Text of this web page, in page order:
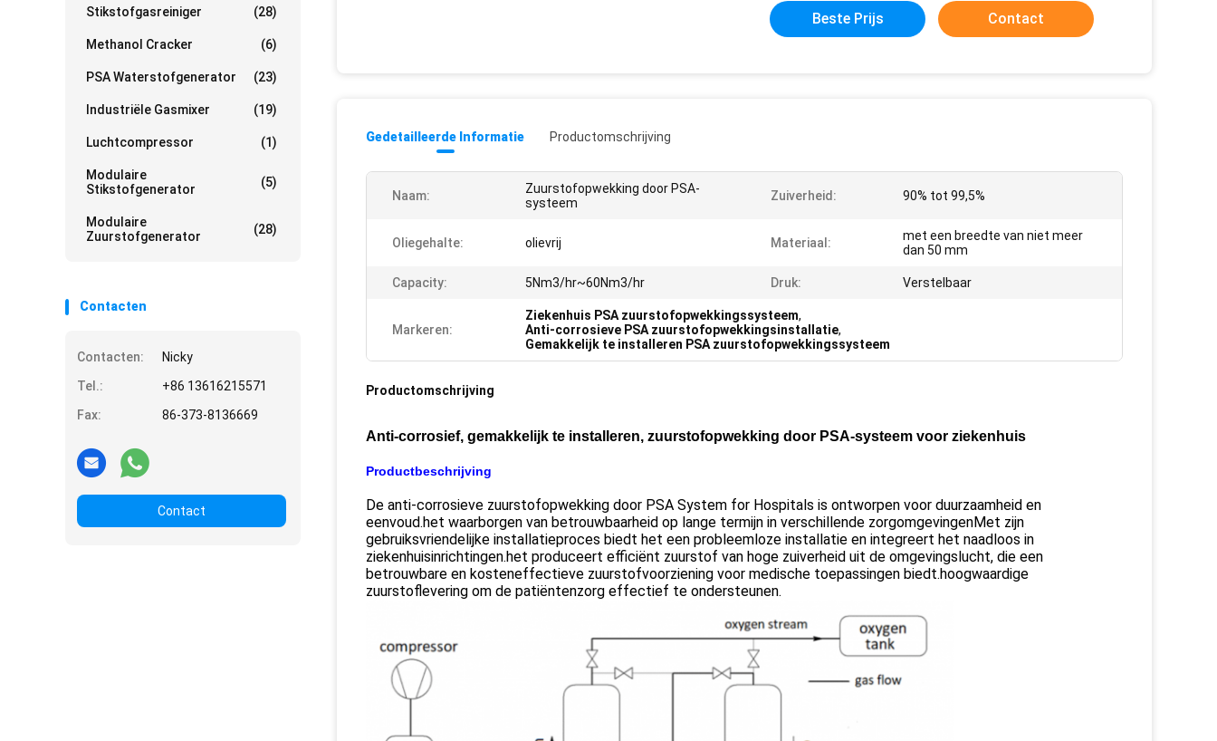
Stikstofgasreiniger (28)
Methanol Cracker (6)
PSA Waterstofgenerator (23)
Industriële Gasmixer (19)
Luchtcompressor (1)
Modulaire
Stikstofgenerator
(5)
Modulaire
Zuurstofgenerator
(28)
Contacten
Contacten:
Nicky
Tel.:
+86 13616215571
Fax:
86-373-8136669
Contact
Beste Prijs Contact
Gedetailleerde Informatie Productomschrijving
Naam:
Zuurstofopwekking door PSA-
systeem
Zuiverheid: 90% tot 99,5%
Oliegehalte: olievrij Materiaal:
met een breedte van niet meer
dan 50 mm
Capacity: 5Nm3/hr~60Nm3/hr Druk: Verstelbaar
Markeren:
Ziekenhuis PSA zuurstofopwekkingssysteem,
Anti-corrosieve PSA zuurstofopwekkingsinstallatie,
Gemakkelijk te installeren PSA zuurstofopwekkingssysteem
Productomschrijving
Anti-corrosief, gemakkelijk te installeren, zuurstofopwekking door PSA-systeem voor ziekenhuis
Productbeschrijving
De anti-corrosieve zuurstofopwekking door PSA System for Hospitals is ontworpen voor duurzaamheid en
eenvoud.het waarborgen van betrouwbaarheid op lange termijn in verschillende zorgomgevingenMet zijn
gebruiksvriendelijke installatieproces biedt het een probleemloze installatie en integreert het naadloos in
ziekenhuisinrichtingen.het produceert efficiënt zuurstof van hoge zuiverheid uit de omgevingslucht, die een
betrouwbare en kosteneffectieve zuurstofvoorziening voor medische toepassingen biedt.hoogwaardige
zuurstoflevering om de patiëntenzorg effectief te ondersteunen.